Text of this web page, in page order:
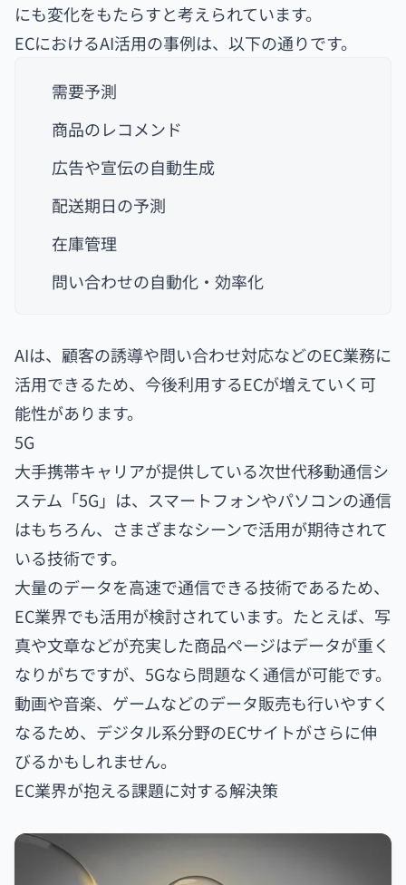
にも変化をもたらすと考えられています。
ECにおけるAI活用の事例は、以下の通りです。
需要予測
商品のレコメンド
広告や宣伝の自動生成
配送期日の予測
在庫管理
問い合わせの自動化・効率化
AIは、顧客の誘導や問い合わせ対応などのEC業務に
活用できるため、今後利用するECが増えていく可
能性があります。
5G
大手携帯キャリアが提供している次世代移動通信シ
ステム「5G」は、スマートフォンやパソコンの通信
はもちろん、さまざまなシーンで活用が期待されて
いる技術です。
大量のデータを高速で通信できる技術であるため、
EC業界でも活用が検討されています。たとえば、写
真や文章などが充実した商品ページはデータが重く
なりがちですが、5Gなら問題なく通信が可能です。
動画や音楽、ゲームなどのデータ販売も行いやすく
なるため、デジタル系分野のECサイトがさらに伸
びるかもしれません。
EC業界が抱える課題に対する解決策